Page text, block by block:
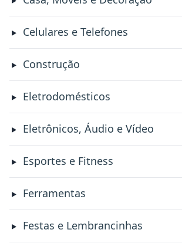
Celulares e Telefones
Construção
Eletrodomésticos
Eletrônicos, Áudio e Vídeo
Esportes e Fitness
Ferramentas
Festas e Lembrancinhas